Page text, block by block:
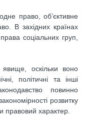
право, об’єктивне
В західних країнах
соціальних груп,
оскільки воно
політичні та інші
повинно
розвитку
правовий характер.